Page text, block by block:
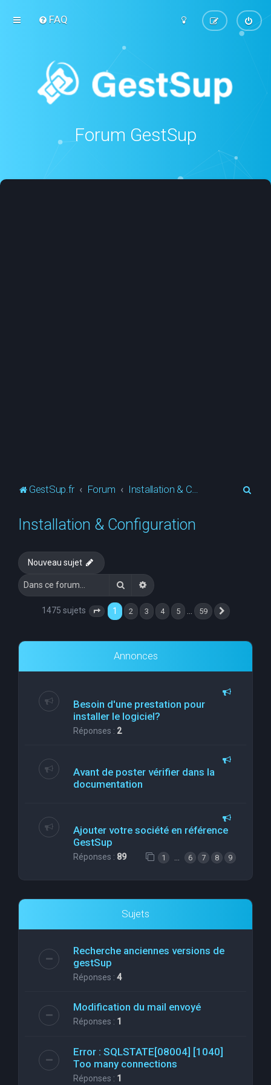
FAQ
Forum GestSup
GestSup.fr Forum
Installation & Configuration
Nouveau sujet
RechercherRecherche avancée
1475 sujets Page 1 sur 59
1 2 3 4 5 59
Annonces
Besoin d'une prestation pour
installer le logiciel?
Réponses : 2
Avant de poster vérifier dans la
documentation
Ajouter votre société en référence
GestSup
Réponses : 89 1 6 7 8 9
Sujets
Recherche anciennes versions de
gestSup
Réponses : 4
Modification du mail envoyé
Réponses : 1
Error : SQLSTATE[08004] [1040]
Too many connections
Réponses : 1